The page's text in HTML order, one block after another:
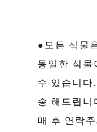
●모든 식물
동일한 식물
수 있습니다
송 해드립니
매 후 연락